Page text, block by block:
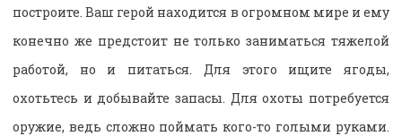
построите. Ваш герой находится в огромном мире и ему
конечно же предстоит не только заниматься тяжелой
работой, но и питаться. Для этого ищите ягоды,
охотьтесь и добывайте запасы. Для охоты потребуется
оружие, ведь сложно поймать кого-то голыми руками.